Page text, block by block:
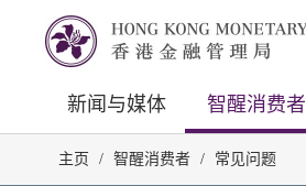
新闻与媒体 智醒消费者
主页 / 智醒消费者 / 常见问题